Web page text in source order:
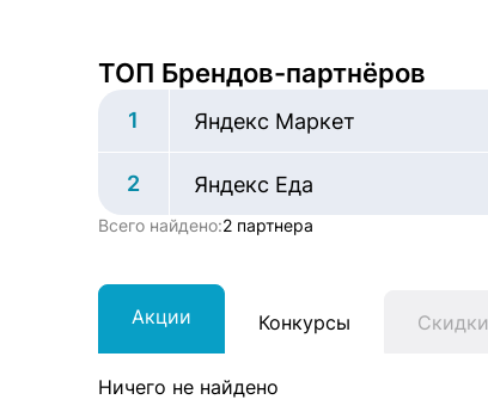
ТОП Брендов-партнёров
1 Яндекс Маркет
2 Яндекс Еда
Всего найдено:2 партнера
Акции Конкурсы Скидки
Ничего не найдено